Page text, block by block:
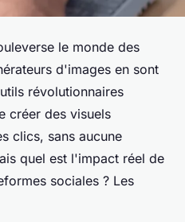
le monde des
d'images en sont
révolutionnaires
créer des visuels
clics, sans aucune
quel est l'impact réel de
sociales ? Les